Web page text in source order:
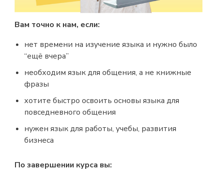
Вам точно к нам, если:
нет времени на изучение языка и нужно было
“ещё вчера”
необходим язык для общения, а не книжные
фразы
хотите быстро освоить основы языка для
повседневного общения
нужен язык для работы, учебы, развития
бизнеса
По завершении курса вы: